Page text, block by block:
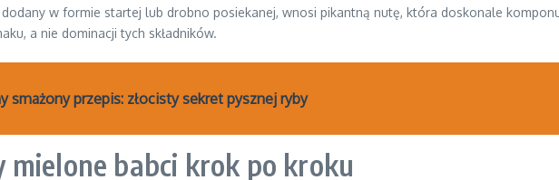
w formie startej lub drobno posiekanej, wnosi pikantną nutę, która doskonale
a nie dominacji tych składników.
smażony przepis: złocisty sekret pysznej ryby
mielone babci krok po kroku